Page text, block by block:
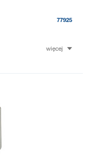
77925
więcej